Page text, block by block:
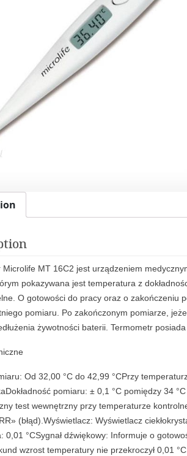
Microlife MT 16C2 jest urządzeniem
pokazywana jest temperatura z
O gotowości do pracy oraz o zakończeniu
pomiaru. Po zakończonym pomiarze,
żywotności baterii. Termometr
Od 32,00 °C do 42,99 °CPrzy
pomiaru: ± 0,1 °C pomiędzy 34
test wewnętrzny przy temperaturze
(błąd).Wyświetlacz: Wyświetlacz
0,01 °CSygnał dźwiękowy: Informuje o
wzrost temperatury nie przekroczył 0,01